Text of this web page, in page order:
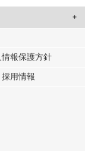
コンテンツや広告の
ています。
供した他の情報や、
した他の情報を組み
情報保護方針
採用情報